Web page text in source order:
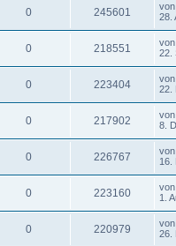
0 245601 von
28.
0 218551 von
22.
0 223404 von
22.
0 217902 von
8.
0 226767 von
16.
0 223160 von
1.
0 220979 von
26.